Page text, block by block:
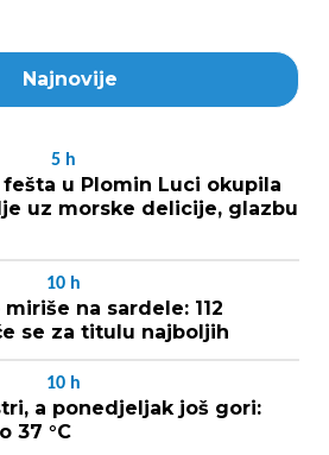
Najnovije
5 h
fešta u Plomin Luci okupila
uz morske delicije, glazbu
10 h
na sardele: 112
se za titulu najboljih
10 h
a ponedjeljak još gori:
37 °C